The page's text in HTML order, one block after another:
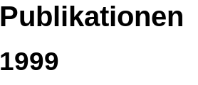
Publikationen
1999